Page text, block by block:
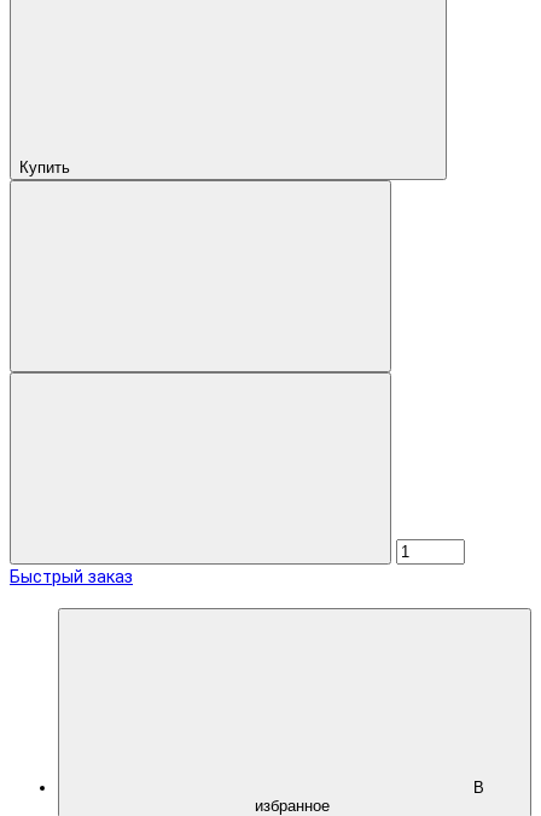
Купить
Быстрый заказ
В
избранное